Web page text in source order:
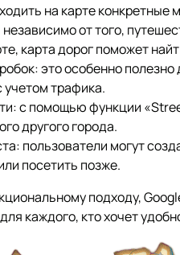
на карте конкретные
от того,
карта дорог поможет
это особенно
учетом трафика.
с помощью функции
другого города.
пользователи могут
посетить позже.
подходу,
каждого, кто хочет